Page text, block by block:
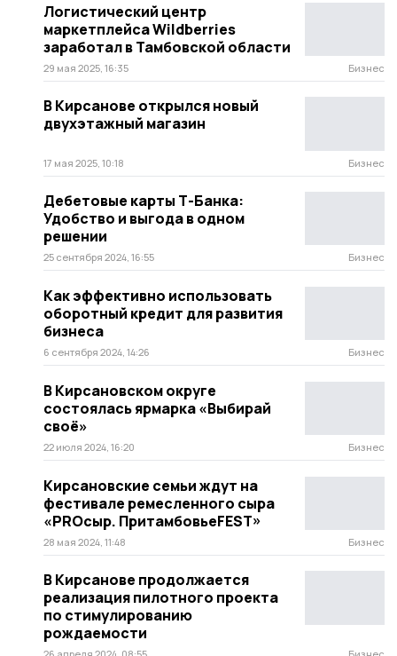
Логистический центр
маркетплейса Wildberries
заработал в Тамбовской области
29 мая 2025, 16:35 Бизнес
В Кирсанове открылся новый
двухэтажный магазин
17 мая 2025, 10:18 Бизнес
Дебетовые карты Т-Банка:
Удобство и выгода в одном
решении
25 сентября 2024, 16:55 Бизнес
Как эффективно использовать
оборотный кредит для развития
бизнеса
6 сентября 2024, 14:26 Бизнес
В Кирсановском округе
состоялась ярмарка «Выбирай
своё»
22 июля 2024, 16:20 Бизнес
Кирсановские семьи ждут на
фестивале ремесленного сыра
«PROсыр. ПритамбовьеFEST»
28 мая 2024, 11:48 Бизнес
В Кирсанове продолжается
реализация пилотного проекта
по стимулированию
рождаемости